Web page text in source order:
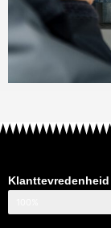
Klanttevredenheid